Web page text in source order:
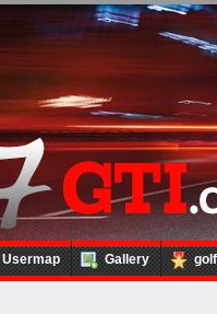
Usermap Gallery